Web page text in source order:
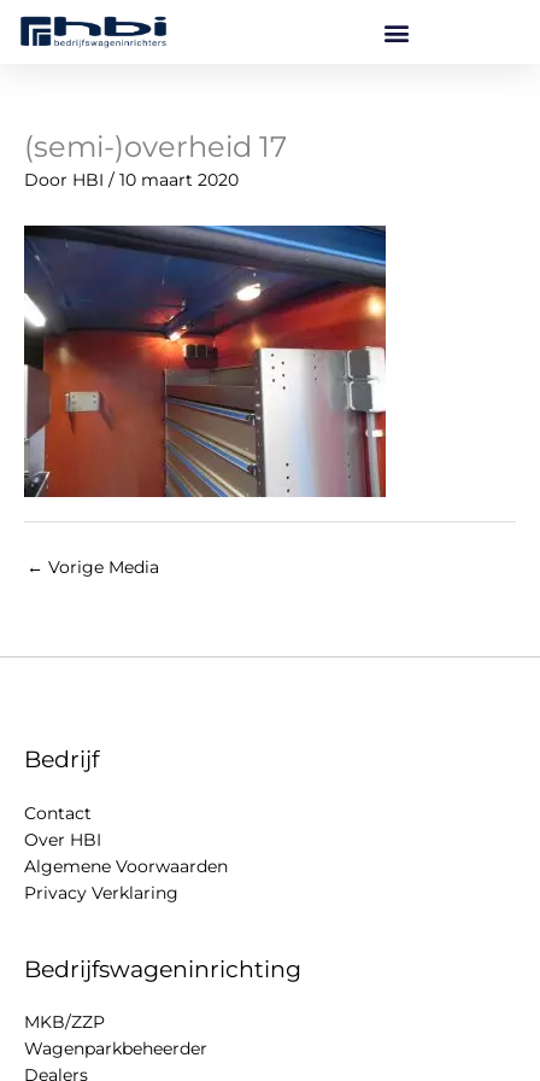
(semi-)overheid 17
Door HBI / 10 maart 2020
← Vorige Media
Bedrijf
Contact
Over HBI
Algemene Voorwaarden
Privacy Verklaring
Bedrijfswageninrichting
MKB/ZZP
Wagenparkbeheerder
Dealers